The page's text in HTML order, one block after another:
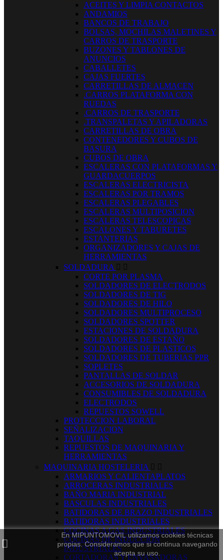
En MIPUNTOMOVIL utilizamos cookies técnicas
propias. Consideramos que si continua navegando
acepta su uso.
ACEITES Y LIMPIA CONTACTOS
ANDAMIOS
BANCOS DE TRABAJO
BOLSAS, MOCHILAS MALETINES Y
CARROS DE TRASPORTE
BUZONES Y TABLONES DE
ANUNCIOS
CABALLETES
CAJAS FUERTES
CARRETILLAS DE ALMACEN
.CARROS PLATAFORMA CON
RUEDAS
.CARROS DE TRASPORTE
.TRANSPALETAS Y APILADORAS
CARRETILLAS DE OBRA
CONTENEDORES Y CUBOS DE
BASURA
CUBOS DE OBRA
ESCALERAS CON PLATAFORMAS Y
GUARDACUERPOS
ESCALERAS ELECTRICISTA
ESCALERAS POR TRAMOS
ESCALERAS PLEGABLES
ESCALERAS MULTIPOSICION
ESCALERAS TELESCOPICAS
ESCALONES Y TABURETES
ESTANTERIAS
ORGANIZADORES Y CAJAS DE
HERRAMIENTAS
SOLDADURA  
CORTE POR PLASMA
SOLDADORES DE ELECTRODOS
SOLDADORES DE TIG
SOLDADORES DE HILO
SOLDADORES MULTIPROCESO
SOLDADORES SPOTTER
ESTACIONES DE SOLDADURA
SOLDADORES DE ESTAÑO
SOLDADORES DE PLASTICOS
SOLDADORES DE TUBERIAS PPR
SOPLETES
PANTALLAS DE SOLDAR
ACCESORIOS DE SOLDADURA
CONSUMIBLES DE SOLDADURA
ELECTRODOS
REPUESTOS SOWELL
PROTECCION LABORAL
SEÑALIZACION
TAQUILLAS
REPUESTOS DE MAQUINARIA Y
HERRAMIENTAS
MAQUINARIA HOSTELERIA  
ARMARIOS Y CALIENTAPLATOS
ARROCERAS INDUSTRIALES
BAÑO MARIA INDUSTRIAL
BASCULAS INDUSTRIALES
BATIDORAS DE BRAZO INDUSTRIALES
BATIDORAS INDUSTRIALES
COCINAS A GAS INDUSTRIALES
COCINAS DE INDUCCION
INDUSTRIALES
CORTADORAS Y ENVASADORAS